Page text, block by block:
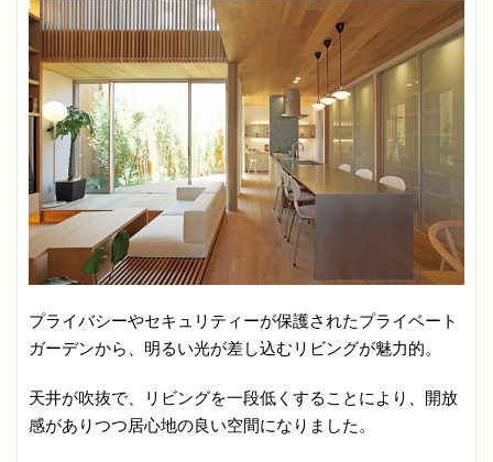
プライバシーやセキュリティーが保護されたプライベート
ガーデンから、明るい光が差し込むリビングが魅力的。
天井が吹抜で、リビングを一段低くすることにより、開放
感がありつつ居心地の良い空間になりました。